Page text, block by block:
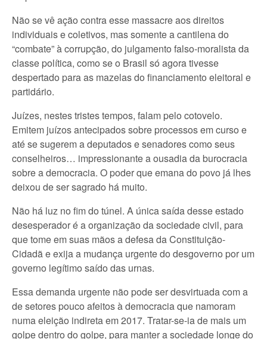
Não se vê ação contra esse massacre aos direitos
individuais e coletivos, mas somente a cantilena do
“combate” à corrupção, do julgamento falso-moralista da
classe política, como se o Brasil só agora tivesse
despertado para as mazelas do financiamento eleitoral e
partidário.
Juízes, nestes tristes tempos, falam pelo cotovelo.
Emitem juízos antecipados sobre processos em curso e
até se sugerem a deputados e senadores como seus
conselheiros… impressionante a ousadia da burocracia
sobre a democracia. O poder que emana do povo já lhes
deixou de ser sagrado há muito.
Não há luz no fim do túnel. A única saída desse estado
desesperador é a organização da sociedade civil, para
que tome em suas mãos a defesa da Constituição-
Cidadã e exija a mudança urgente do desgoverno por um
governo legítimo saído das urnas.
Essa demanda urgente não pode ser desvirtuada com a
de setores pouco afeitos à democracia que namoram
numa eleição indireta em 2017. Tratar-se-ia de mais um
golpe dentro do golpe, para manter a sociedade longe do